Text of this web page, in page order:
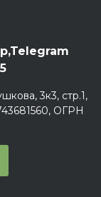
3к3, стр.1,
ОГРН